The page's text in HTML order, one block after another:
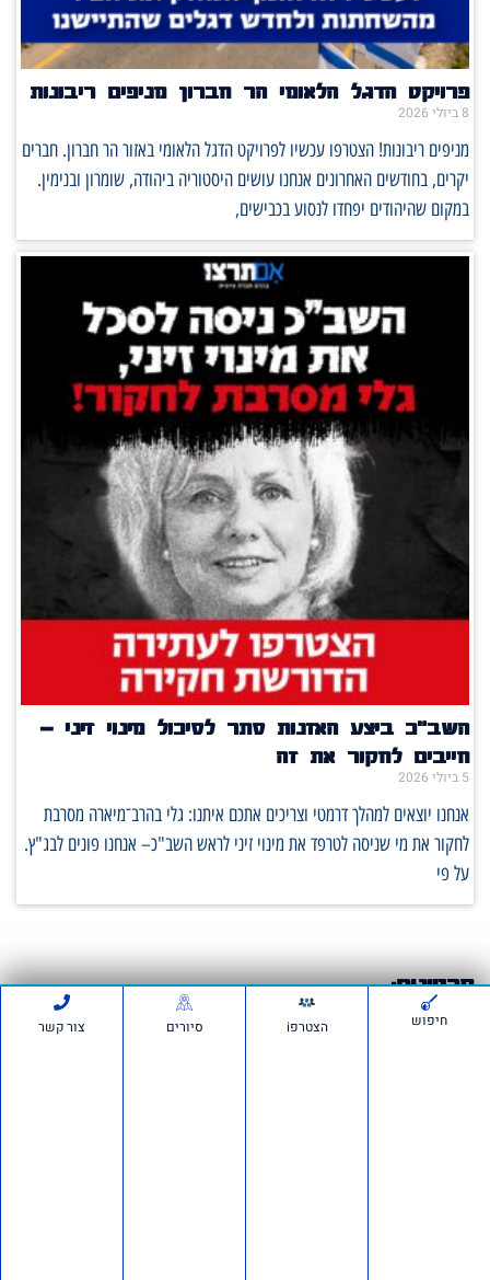
פרויקט הדגל הלאומי הר חברון מניפים ריבונות
8 ביולי 2026
מניפים ריבונות! הצטרפו עכשיו לפרויקט הדגל הלאומי באזור הר חברון. חברים
יקרים, בחודשים האחרונים אנחנו עושים היסטוריה ביהודה, שומרון ובנימין.
במקום שהיהודים יפחדו לנסוע בכבישים,
השב"כ ביצע האזנות סתר לסיכול מינוי זיני –
חייבים לחקור את זה
5 ביולי 2026
אנחנו יוצאים למהלך דרמטי וצריכים אתכם איתנו: גלי בהרב־מיארה מסרבת
לחקור את מי שניסה לטרפד את מינוי זיני לראש השב"כ– אנחנו פונים לבג"ץ.
על פי
סרטונים:
חיפוש הצטרפi סיורים צור קשר